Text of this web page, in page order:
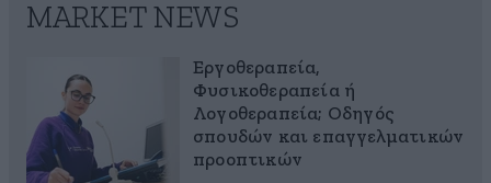
MARKET NEWS
Εργοθεραπεία,
Φυσικοθεραπεία ή
Λογοθεραπεία; Οδηγός
σπουδών και επαγγελματικών
προοπτικών